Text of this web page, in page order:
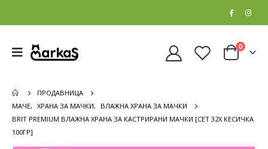
0
ПРОДАВНИЦА
МАЧЕ, ХРАНА ЗА МАЧКИ,
ВЛАЖНА ХРАНА ЗА МАЧКИ
BRIT PREMIUM ВЛАЖНА ХРАНА ЗА КАСТРИРАНИ МАЧКИ [СЕТ 32Х КЕСИЧКА
100ГР]